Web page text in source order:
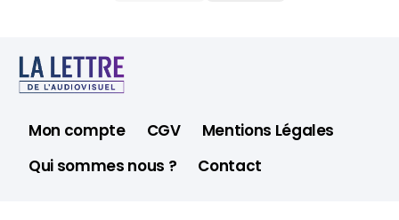
Mon compte CGV
Mentions Légales
Qui sommes nous ?
Contact